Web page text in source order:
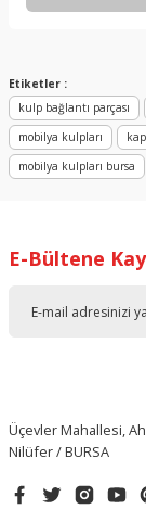
Etiketler :
kulp bağlantı parçası
mobilya kulpları
mobilya kulpları bursa
E-Bültene
Üçevler Mahallesi,
Nilüfer / BURSA